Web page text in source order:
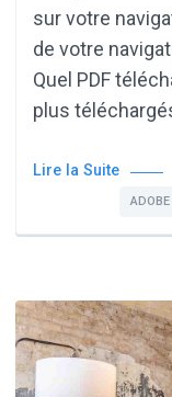
sur votre
de votre
Quel PDF
plus
Lire la Suite
ADOBE